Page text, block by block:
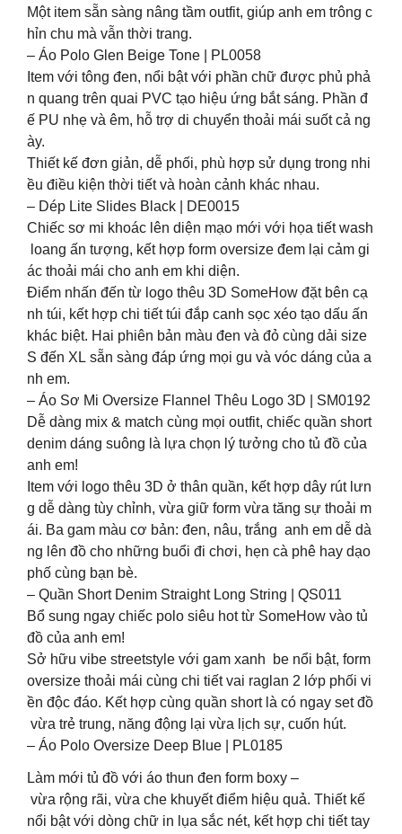
Một item sẵn sàng nâng tầm outfit, giúp anh em trông c
hỉn chu mà vẫn thời trang.
– Áo Polo Glen Beige Tone | PL0058
Item với tông đen, nổi bật với phần chữ được phủ phả
n quang trên quai PVC tạo hiệu ứng bắt sáng. Phần đ
ế PU nhẹ và êm, hỗ trợ di chuyển thoải mái suốt cả ng
ày.
Thiết kế đơn giản, dễ phối, phù hợp sử dụng trong nhi
ều điều kiện thời tiết và hoàn cảnh khác nhau.
– Dép Lite Slides Black | DE0015
Chiếc sơ mi khoác lên diện mạo mới với họa tiết wash
loang ấn tượng, kết hợp form oversize đem lại cảm gi
ác thoải mái cho anh em khi diện.
Điểm nhấn đến từ logo thêu 3D SomeHow đặt bên cạ
nh túi, kết hợp chi tiết túi đắp canh sọc xéo tạo dấu ấn
khác biệt. Hai phiên bản màu đen và đỏ cùng dải size
S đến XL sẵn sàng đáp ứng mọi gu và vóc dáng của a
nh em.
– Áo Sơ Mi Oversize Flannel Thêu Logo 3D | SM0192
Dễ dàng mix & match cùng mọi outfit, chiếc quần short
denim dáng suông là lựa chọn lý tưởng cho tủ đồ của
anh em!
Item với logo thêu 3D ở thân quần, kết hợp dây rút lưn
g dễ dàng tùy chỉnh, vừa giữ form vừa tăng sự thoải m
ái. Ba gam màu cơ bản: đen, nâu, trắng anh em dễ dà
ng lên đồ cho những buổi đi chơi, hẹn cà phê hay dạo
phố cùng bạn bè.
– Quần Short Denim Straight Long String | QS011
Bổ sung ngay chiếc polo siêu hot từ SomeHow vào tủ
đồ của anh em!
Sở hữu vibe streetstyle với gam xanh be nổi bật, form
oversize thoải mái cùng chi tiết vai raglan 2 lớp phối vi
ền độc đáo. Kết hợp cùng quần short là có ngay set đồ
vừa trẻ trung, năng động lại vừa lịch sự, cuốn hút.
– Áo Polo Oversize Deep Blue | PL0185
Làm mới tủ đồ với áo thun đen form boxy –
vừa rộng rãi, vừa che khuyết điểm hiệu quả. Thiết kế
nổi bật với dòng chữ in lụa sắc nét, kết hợp chi tiết tay